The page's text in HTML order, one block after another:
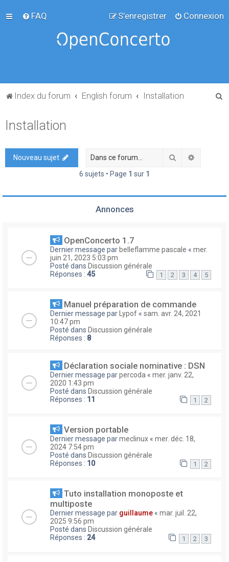
FAQ Connexion
S’enregistrer
Index du forum English forum Installation
h
Installation
Nouveau sujet Rechercher
6 sujets • Page 1 sur 1
Annonces
OpenConcerto 1.7
Dernier message par belleflamme pascale « mer.
juin 21, 2023 5:03 pm
Posté dans Discussion générale
Réponses : 45 1 2 3 4 5
Manuel préparation de commande
Dernier message par Lypof « sam. avr. 24, 2021
10:47 pm
Posté dans Discussion générale
Réponses : 8
Déclaration sociale nominative : DSN
Dernier message parpercoda « mer. janv. 22,
2020 1:43 pm
Posté dans Discussion générale
Réponses : 11 1 2
Version portable
Dernier message parmeclinux « mer. déc. 18,
2024 7:54 pm
Posté dans Discussion générale
Réponses : 10 1 2
Tuto installation monoposte et
multiposte
Dernier message par guillaume « mar. juil. 22,
2025 9:56 pm
Posté dans Discussion générale
Réponses : 24 1 2 3